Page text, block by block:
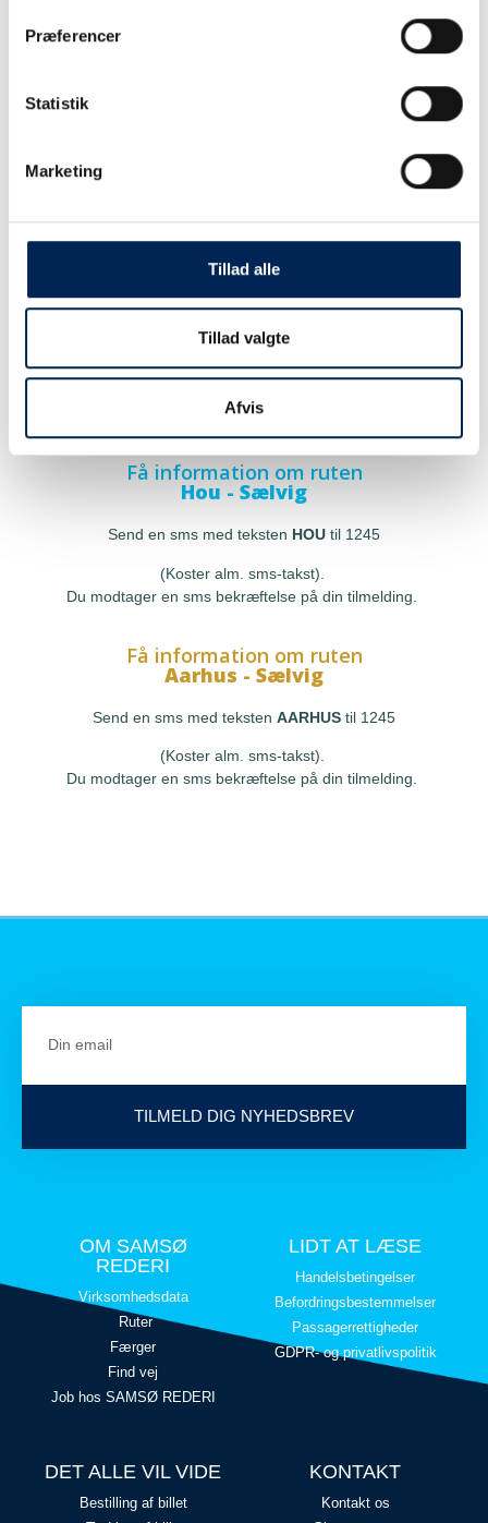
Præferencer
Statistik
Marketing
Tillad alle
Tillad valgte
Afvis
Få information om ruten
Hou - Sælvig
Send en sms med teksten HOU til 1245
(Koster alm. sms-takst).
Du modtager en sms bekræftelse på din tilmelding.
Få information om ruten
Aarhus - Sælvig
Send en sms med teksten AARHUS til 1245
(Koster alm. sms-takst).
Du modtager en sms bekræftelse på din tilmelding.
TILMELD DIG NYHEDSBREV
OM SAMSØ
REDERI
Virksomhedsdata
Ruter
Færger
Find vej
Job hos SAMSØ REDERI
LIDT AT LÆSE
Handelsbetingelser
Befordringsbestemmelser
Passagerrettigheder
GDPR- og privatlivspolitik
DET ALLE VIL VIDE
Bestilling af billet
KONTAKT
Kontakt os